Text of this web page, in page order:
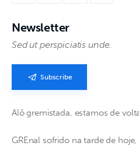
Newsletter
Sed ut perspiciatis unde.
Subscribe
Alô gremistada, estamos de
GREnal sofrido na tarde de